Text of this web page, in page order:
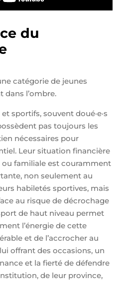
du
catégorie de jeunes
l’ombre.
sportifs, souvent doué·e·s
pas toujours les
nécessaires pour
Leur situation financière
ou familiale est couramment
non seulement au
habiletés sportives, mais
au risque de décrochage
de haut niveau permet
l’énergie de cette
et de l’accrocher au
offrant des occasions, un
et la fierté de défendre
de leur province,